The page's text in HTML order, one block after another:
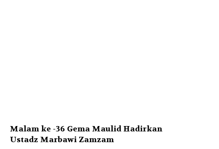
Malam ke -36 Gema Maulid Hadirkan
Ustadz Marbawi Zamzam